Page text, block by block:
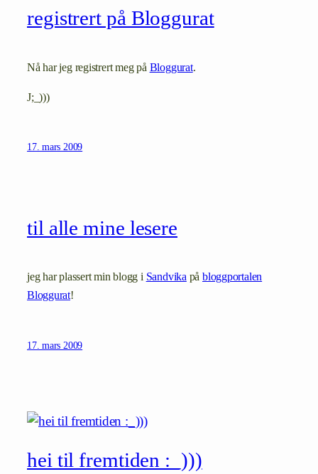
registrert på Bloggurat
Nå har jeg registrert meg på Bloggurat.
J;_)))
17. mars 2009
til alle mine lesere
jeg har plassert min blogg i Sandvikapå bloggportalen
Bloggurat!
17. mars 2009
hei til fremtiden :_)))